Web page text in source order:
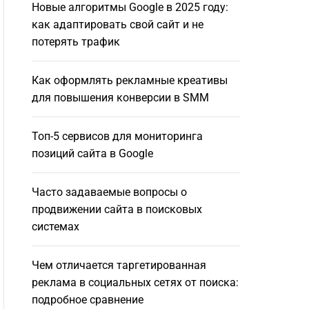
Новые алгоритмы Google в 2025 году:
как адаптировать свой сайт и не
потерять трафик
Как оформлять рекламные креативы
для повышения конверсии в SMM
Топ-5 сервисов для мониторинга
позиций сайта в Google
Часто задаваемые вопросы о
продвижении сайта в поисковых
системах
Чем отличается таргетированная
реклама в социальных сетях от поиска:
подробное сравнение